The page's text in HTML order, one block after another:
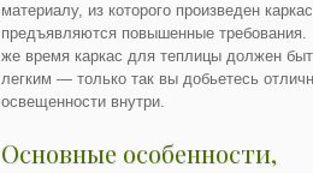
материалу, из которого произведен
предъявляются повышенные требования.
же время каркас для теплицы должен
легким — только так вы добьетесь
освещенности внутри.
Основные особенности,